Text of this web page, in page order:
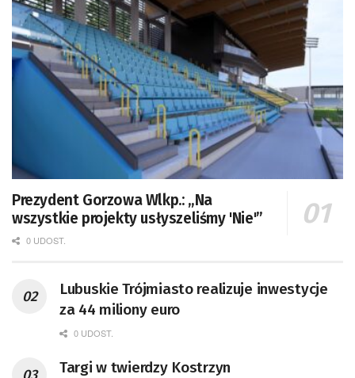
Prezydent Gorzowa Wlkp.: „Na
wszystkie projekty usłyszeliśmy 'Nie'”
0 UDOST.
Lubuskie Trójmiasto realizuje inwestycje
za 44 miliony euro
0 UDOST.
Targi w twierdzy Kostrzyn